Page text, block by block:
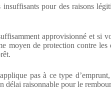
pour des raisons
approvisionné et si
moyen de protection contre les
pas à ce type
délai raisonnable pour le